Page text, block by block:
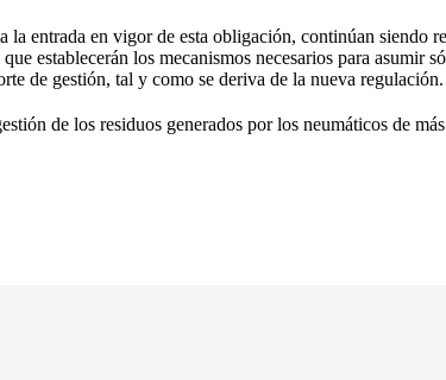
entrada en vigor de esta obligación, continúan siendo
establecerán los mecanismos necesarios para asumir
de gestión, tal y como se deriva de la nueva regulación.
de los residuos generados por los neumáticos de